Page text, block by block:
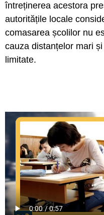
întreținerea acestora
autoritățile locale
comasarea școlilor nu
cauza distanțelor mari
limitate.